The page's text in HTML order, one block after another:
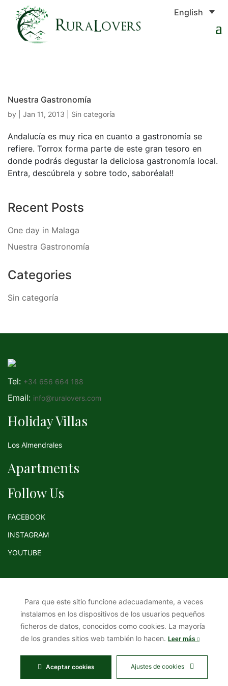
English
Nuestra Gastronomía
by Jan 11, 2013 Sin categoría
Andalucía es muy rica en cuanto a gastronomía se
refiere. Torrox forma parte de este gran tesoro en
donde podrás degustar la deliciosa gastronomía local.
Entra, descúbrela y sobre todo, saboréala!!
Recent Posts
One day in Malaga
Nuestra Gastronomía
Categories
Sin categoría
Tel: +34 656 664 188
Email: info@ruralovers.com
Holiday Villas
Los Almendrales
Apartments
Follow Us
FACEBOOK
INSTAGRAM
YOUTUBE
Return Policy Legal advice
Term & conditions
Cookies
Privacy Policy My Account
Para que este sitio funcione adecuadamente, a veces
instalamos en los dispositivos de los usuarios pequeños
ficheros de datos, conocidos como cookies. La mayoría
de los grandes sitios web también lo hacen. Leer más
Aceptar cookies Ajustes de cookies